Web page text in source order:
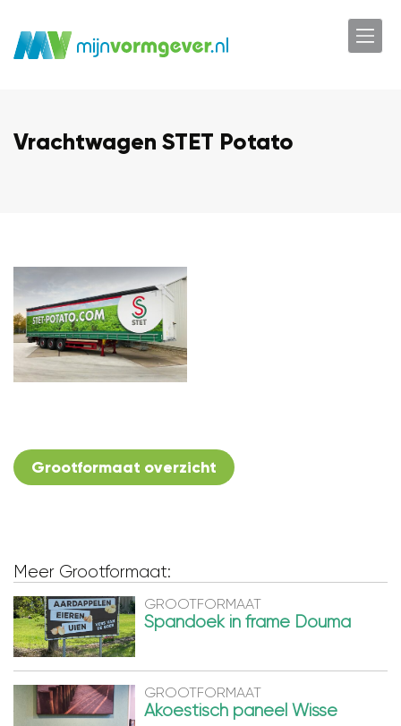
Vrachtwagen STET Potato
Grootformaat overzicht
Meer Grootformaat:
GROOTFORMAAT
Spandoek in frame Douma
GROOTFORMAAT
Akoestisch paneel Wisse